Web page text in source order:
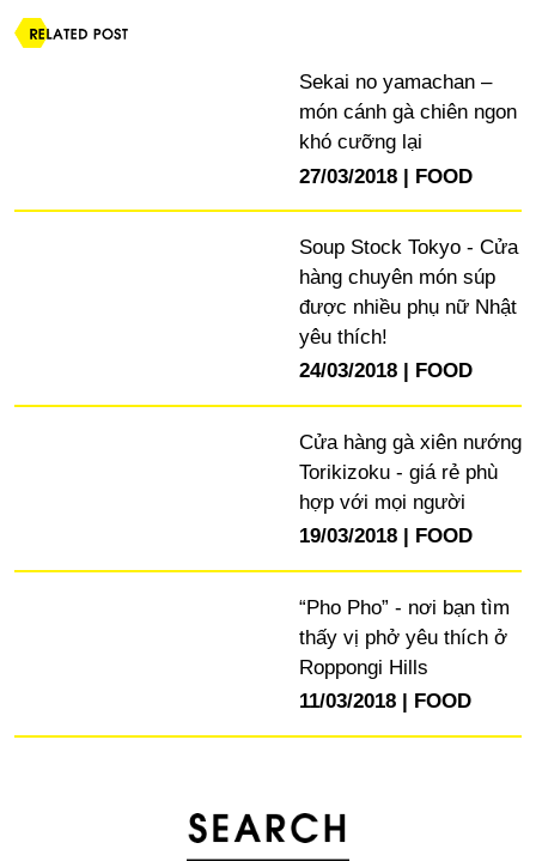
Sekai no yamachan –
món cánh gà chiên ngon
khó cưỡng lại
27/03/2018
FOOD
Soup Stock Tokyo - Cửa
hàng chuyên món súp
được nhiều phụ nữ Nhật
yêu thích!
24/03/2018
FOOD
Cửa hàng gà xiên nướng
Torikizoku - giá rẻ phù
hợp với mọi người
19/03/2018
FOOD
“Pho Pho” - nơi bạn tìm
thấy vị phở yêu thích ở
Roppongi Hills
11/03/2018
FOOD